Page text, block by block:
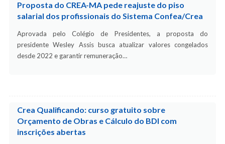
Proposta do CREA-MA pede reajuste do piso
salarial dos profissionais do Sistema Confea/Crea
Aprovada pelo Colégio de Presidentes, a proposta do
presidente Wesley Assis busca atualizar valores congelados
desde 2022 e garantir remuneração…
Crea Qualificando: curso gratuito sobre
Orçamento de Obras e Cálculo do BDI com
inscrições abertas